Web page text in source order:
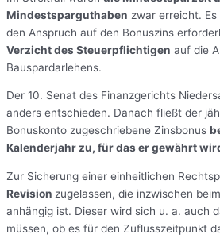
Mindestsparguthaben zwar erreicht.
den Anspruch auf den Bonuszins
Verzicht des Steuerpflichtigen auf die
Bauspardarlehens.
Der 10. Senat des Finanzgerichts
anders entschieden. Danach fließt der
Bonuskonto zugeschriebene Zinsbonus
Kalenderjahr zu, für das er gewährt
Zur Sicherung einer einheitlichen
Revision zugelassen, die inzwischen
anhängig ist. Dieser wird sich u. a. auch
müssen, ob es für den Zuflusszeitpunkt